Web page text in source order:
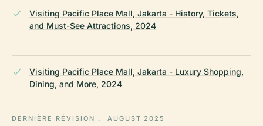
Visiting Pacific Place Mall, Jakarta - History, Tickets,
and Must-See Attractions, 2024
Visiting Pacific Place Mall, Jakarta - Luxury Shopping,
Dining, and More, 2024
DERNIÈRE RÉVISION : AUGUST 2025